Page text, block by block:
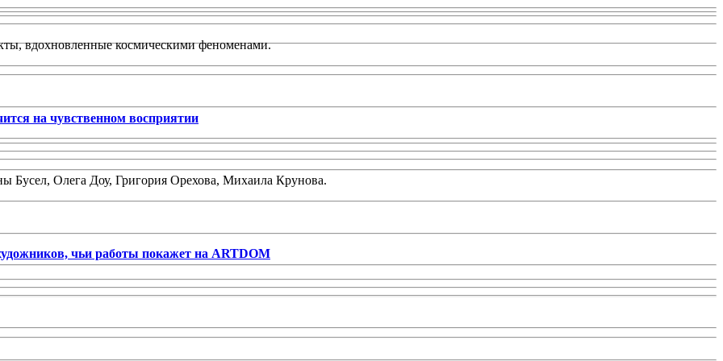
вдохновленные космическими феноменами.
на чувственном восприятии
Олега Доу, Григория Орехова, Михаила Крунова.
чьи работы покажет на ARTDOM